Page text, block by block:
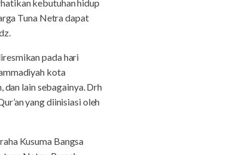
kebutuhan hidup
Tuna Netra dapat
pada hari
kota
dan lain sebagainya. Drh
yang diinisiasi oleh
Kusuma Bangsa